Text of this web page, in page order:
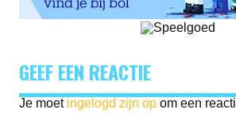
GEEF EEN REACTIE
Je moet ingelogd zijn op om een